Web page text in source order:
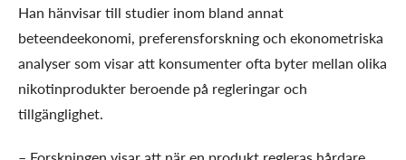
Han hänvisar till studier inom bland annat
beteendeekonomi, preferensforskning och ekonometriska
analyser som visar att konsumenter ofta byter mellan olika
nikotinprodukter beroende på regleringar och
tillgänglighet.